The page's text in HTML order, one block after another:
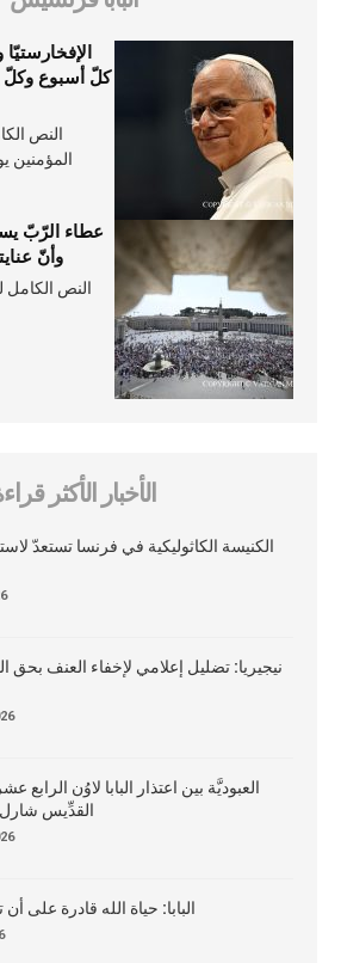
كلّ أسبوع وكلّ
النص
المؤمنين يوم
عطاء الرّبّ
وأنّ
النص الكامل
الأخبار الأكثر
الكنيسة الكاثوليكية في فرنسا تستعدّ
نيجيريا: تضليل إعلامي لإخفاء العنف بحق
العبوديَّة بين اعتذار البابا لاوُن
القدِّيس
البابا: حياة الله قادرة على أن